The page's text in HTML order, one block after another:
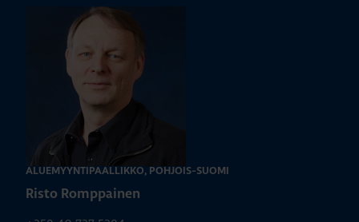
ALUEMYYNTIPÄÄLLIKKÖ, POHJOIS-SUOMI
Risto Romppainen